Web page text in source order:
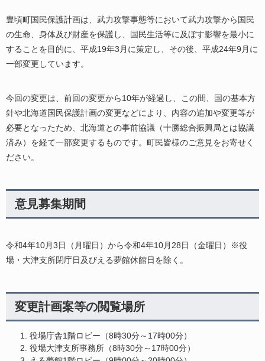
豊頃町国民保護計画は、武力攻撃事態等において武力攻撃から国民
の生命、身体及び財産を保護し、国民生活等に及ぼす影響を最小に
することを目的に、平成19年3月に策定し、その後、平成24年9月に
一部変更しています。
今回の変更は、前回の変更から10年が経過し、この間、国の基本方
針や北海道国民保護計画の変更などにより、内容の追加や変更等が
必要となったため、北海道との事前協議（十勝総合振興局とは協議
済み）を経て一部変更するものです。町民皆様のご意見をお寄せく
ださい。
意見募集期間
令和4年10月3日（月曜日）から令和4年10月28日（金曜日）※役
場・大津支所閉庁日及びえる夢館休館日を除く。
変更計画案等の閲覧場所
役場庁舎1階ロビー（8時30分～17時00分）
役場大津支所事務所（8時30分～17時00分）